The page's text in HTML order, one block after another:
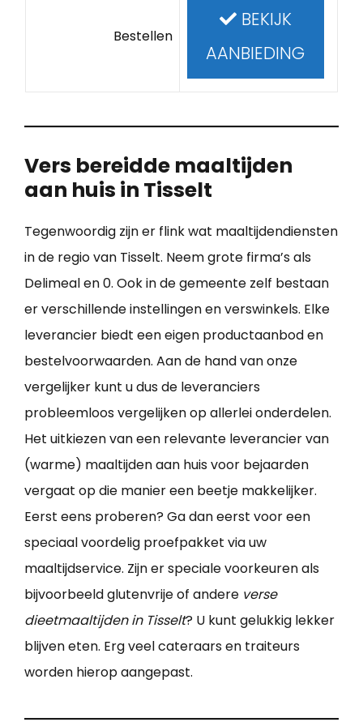
Bestellen
BEKIJK
AANBIEDING
Vers bereidde maaltijden
aan huis in Tisselt
Tegenwoordig zijn er flink wat maaltijdendiensten
in de regio van Tisselt. Neem grote firma’s als
Delimeal en 0. Ook in de gemeente zelf bestaan
er verschillende instellingen en verswinkels. Elke
leverancier biedt een eigen productaanbod en
bestelvoorwaarden. Aan de hand van onze
vergelijker kunt u dus de leveranciers
probleemloos vergelijken op allerlei onderdelen.
Het uitkiezen van een relevante leverancier van
(warme) maaltijden aan huis voor bejaarden
vergaat op die manier een beetje makkelijker.
Eerst eens proberen? Ga dan eerst voor een
speciaal voordelig proefpakket via uw
maaltijdservice. Zijn er speciale voorkeuren als
bijvoorbeeld glutenvrije of andere verse
dieetmaaltijden in Tisselt? U kunt gelukkig lekker
blijven eten. Erg veel cateraars en traiteurs
worden hierop aangepast.